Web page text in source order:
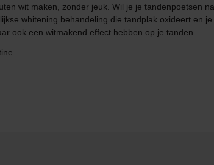
wit maken, zonder jeuk. Wil je je tandenpoetsen
whitening behandeling die tandplak oxideert en
ook een witmakend effect hebben op je tanden.